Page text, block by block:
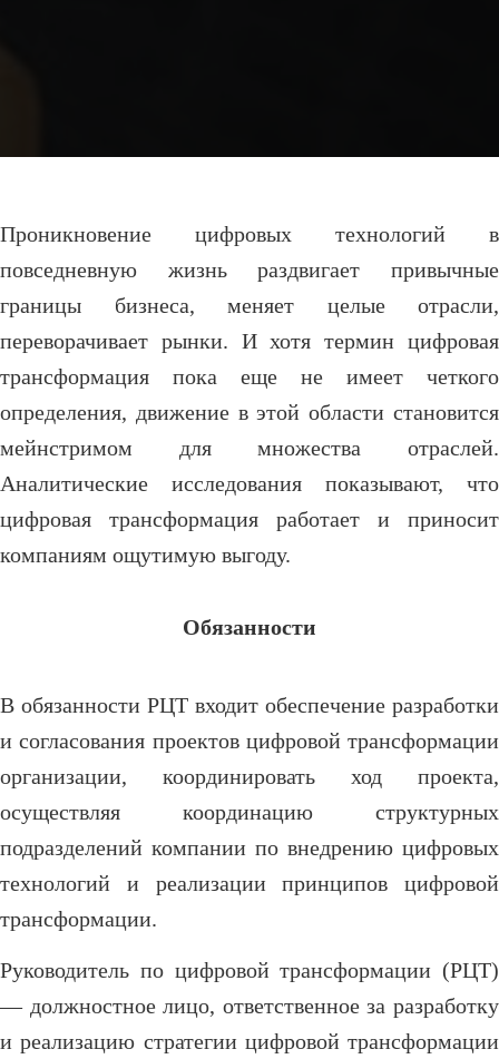
Проникновение цифровых технологий в
повседневную жизнь раздвигает привычные
границы бизнеса, меняет целые отрасли,
переворачивает рынки. И хотя термин цифровая
трансформация пока еще не имеет четкого
определения, движение в этой области становится
мейнстримом для множества отраслей.
Аналитические исследования показывают, что
цифровая трансформация работает и приносит
компаниям ощутимую выгоду.
Обязанности
В обязанности РЦТ входит обеспечение разработки
и согласования проектов цифровой трансформации
организации, координировать ход проекта,
осуществляя координацию структурных
подразделений компании по внедрению цифровых
технологий и реализации принципов цифровой
трансформации.
Руководитель по цифровой трансформации (РЦТ)
— должностное лицо, ответственное за разработку
и реализацию стратегии цифровой трансформации